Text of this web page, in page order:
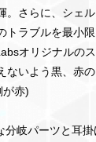
。さらに、シェ
トラブルを最小
オリジナルの
ないよう黒、赤
が赤)
分岐パーツと耳